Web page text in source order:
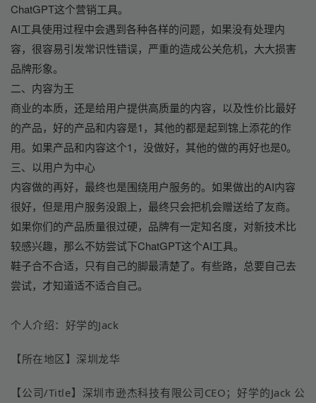
ChatGPT这个营销工具。
AI工具使用过程中会遇到各种各样的问题，如果没有处理内
容，很容易引发常识性错误，严重的造成公关危机，大大损害
品牌形象。
二、内容为王
商业的本质，还是给用户提供高质量的内容，以及性价比最好
的产品，好的产品和内容是1，其他的都是起到锦上添花的作
用。如果产品和内容这个1，没做好，其他的做的再好也是0。
三、以用户为中心
内容做的再好，最终也是围绕用户服务的。如果做出的AI内容
很好，但是用户服务没跟上，最终只会把机会赠送给了友商。
如果你们的产品质量很过硬，品牌有一定知名度，对新技术比
较感兴趣，那么不妨尝试下ChatGPT这个AI工具。
鞋子合不合适，只有自己的脚最清楚了。有些路，总要自己去
尝试，才知道适不适合自己。
个人介绍：好学的Jack
【所在地区】深圳龙华
【公司/Title】深圳市逊杰科技有限公司CEO；好学的Jack 公